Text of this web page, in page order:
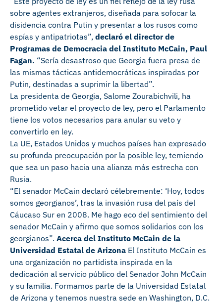
sobre agentes extranjeros, diseñada para sofocar la
disidencia contra Putin y presentar a los rusos como
espías y antipatriotas”, declaró el director de
Programas de Democracia del Instituto McCain, Paul
Fagan. “Sería desastroso que Georgia fuera presa de
las mismas tácticas antidemocráticas inspiradas por
Putin, destinadas a suprimir la libertad”.
La presidenta de Georgia, Salome Zourabichvili, ha
prometido vetar el proyecto de ley, pero el Parlamento
tiene los votos necesarios para anular su veto y
convertirlo en ley.
La UE, Estados Unidos y muchos países han expresado
su profunda preocupación por la posible ley, temiendo
que sea un paso hacia una alianza más estrecha con
Rusia.
“El senador McCain declaró célebremente: ‘Hoy, todos
somos georgianos’, tras la invasión rusa del país del
Cáucaso Sur en 2008. Me hago eco del sentimiento del
senador McCain y afirmo que somos solidarios con los
georgianos”. Acerca del Instituto McCain de la
Universidad Estatal de Arizona El Instituto McCain es
una organización no partidista inspirada en la
dedicación al servicio público del Senador John McCain
y su familia. Formamos parte de la Universidad Estatal
de Arizona y tenemos nuestra sede en Washington, D.C.